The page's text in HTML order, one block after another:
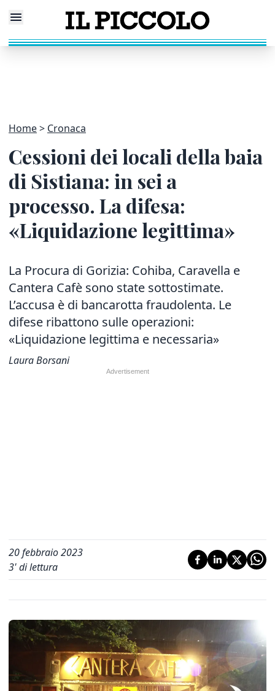
Home Cronaca
Cessioni dei locali della baia
di Sistiana: in sei a
processo. La difesa:
«Liquidazione legittima»
La Procura di Gorizia: Cohiba, Caravella e
Cantera Cafè sono state sottostimate.
L’accusa è di bancarotta fraudolenta. Le
difese ribattono sulle operazioni:
«Liquidazione legittima e necessaria»
Laura Borsani
20 febbraio 2023
3' di lettura